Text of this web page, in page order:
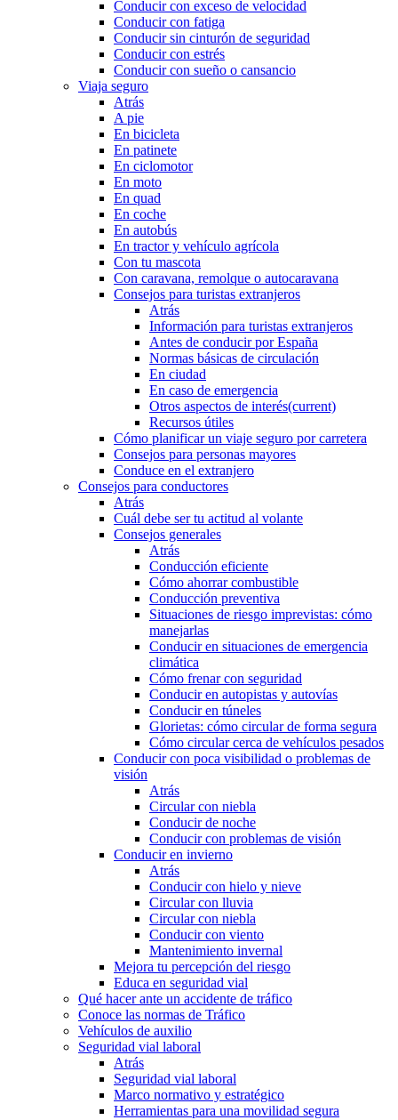
Conducir con exceso de velocidad
Conducir con fatiga
Conducir sin cinturón de seguridad
Conducir con estrés
Conducir con sueño o cansancio
Viaja seguro
Atrás
A pie
En bicicleta
En patinete
En ciclomotor
En moto
En quad
En coche
En autobús
En tractor y vehículo agrícola
Con tu mascota
Con caravana, remolque o autocaravana
Consejos para turistas extranjeros
Atrás
Información para turistas extranjeros
Antes de conducir por España
Normas básicas de circulación
En ciudad
En caso de emergencia
Otros aspectos de interés(current)
Recursos útiles
Cómo planificar un viaje seguro por carretera
Consejos para personas mayores
Conduce en el extranjero
Consejos para conductores
Atrás
Cuál debe ser tu actitud al volante
Consejos generales
Atrás
Conducción eficiente
Cómo ahorrar combustible
Conducción preventiva
Situaciones de riesgo imprevistas: cómo
manejarlas
Conducir en situaciones de emergencia
climática
Cómo frenar con seguridad
Conducir en autopistas y autovías
Conducir en túneles
Glorietas: cómo circular de forma segura
Cómo circular cerca de vehículos pesados
Conducir con poca visibilidad o problemas de
visión
Atrás
Circular con niebla
Conducir de noche
Conducir con problemas de visión
Conducir en invierno
Atrás
Conducir con hielo y nieve
Circular con lluvia
Circular con niebla
Conducir con viento
Mantenimiento invernal
Mejora tu percepción del riesgo
Educa en seguridad vial
Qué hacer ante un accidente de tráfico
Conoce las normas de Tráfico
Vehículos de auxilio
Seguridad vial laboral
Atrás
Seguridad vial laboral
Marco normativo y estratégico
Herramientas para una movilidad segura